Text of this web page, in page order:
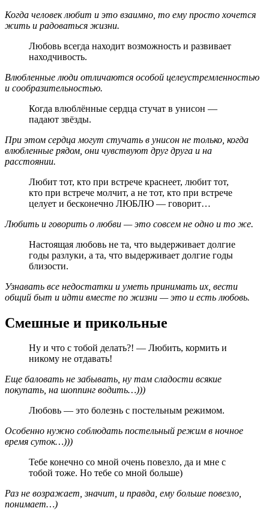
Когда человек любит и это взаимно, то ему просто хочется
жить и радоваться жизни.
Любовь всегда находит возможность и развивает
находчивость.
Влюбленные люди отличаются особой целеустремленностью
и сообразительностью.
Когда влюблённые сердца стучат в унисон —
падают звёзды.
При этом сердца могут стучать в унисон не только, когда
влюбленные рядом, они чувствуют друг друга и на
расстоянии.
Любит тот, кто при встрече краснеет, любит тот,
кто при встрече молчит, а не тот, кто при встрече
целует и бесконечно ЛЮБЛЮ — говорит…
Любить и говорить о любви — это совсем не одно и то же.
Настоящая любовь не та, что выдерживает долгие
годы разлуки, а та, что выдерживает долгие годы
близости.
Узнавать все недостатки и уметь принимать их, вести
общий быт и идти вместе по жизни — это и есть любовь.
Смешные и прикольные
Ну и что с тобой делать?! — Любить, кормить и
никому не отдавать!
Еще баловать не забывать, ну там сладости всякие
покупать, на шоппинг водить…)))
Любовь — это болезнь с постельным режимом.
Особенно нужно соблюдать постельный режим в ночное
время суток…)))
Тебе конечно со мной очень повезло, да и мне с
тобой тоже. Но тебе со мной больше)
Раз не возражает, значит, и правда, ему больше повезло,
понимает…)